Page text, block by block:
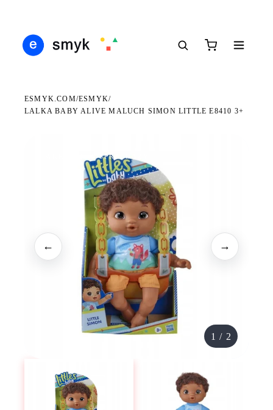
ESMYK.COM/ESMYK/
LALKA BABY ALIVE MALUCH SIMON LITTLE E8410 3+
WKRÓTCE W SPRZEDAŻY
← →
1 / 2